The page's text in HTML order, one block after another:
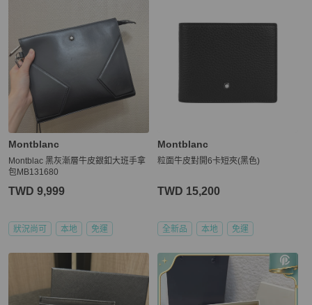
Montblanc
Montblac 黑灰漸層牛皮銀釦大班手拿
包MB131680
TWD 9,999
狀況尚可 本地 免運
Montblanc
粒面牛皮對開6卡短夾(黑色)
TWD 15,200
全新品 本地 免運